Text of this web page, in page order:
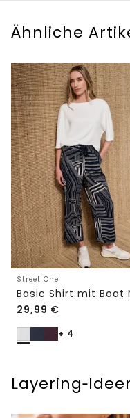
Ähnliche
Street One
29,99 €
+ 4